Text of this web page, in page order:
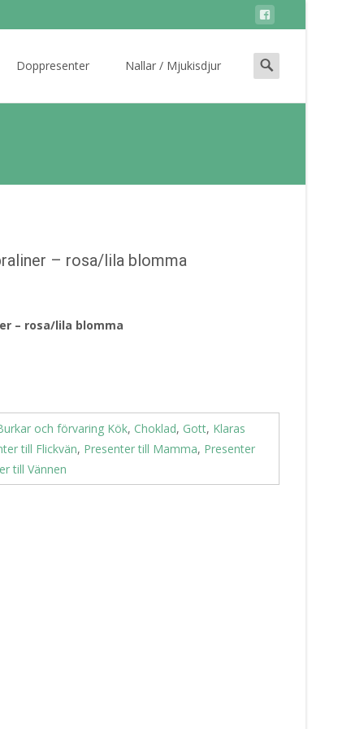
Doppresenter Nallar / Mjukisdjur
Search
for:
– rosa/lila blomma
– rosa/lila blomma
och förvaring Kök, Choklad, Gott, Klaras
till Flickvän, Presenter till Mamma, Presenter
till Vännen